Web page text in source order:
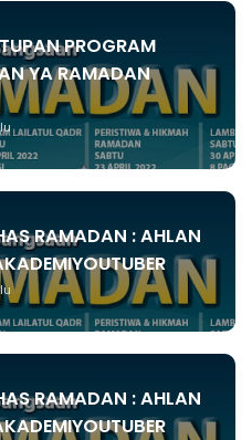
PROGRAM
YA RAMADAN
RAMADAN : AHLAN
RAMADAN : AHLAN